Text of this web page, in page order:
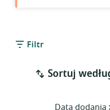
Filtr
Sortuj
Data dodania